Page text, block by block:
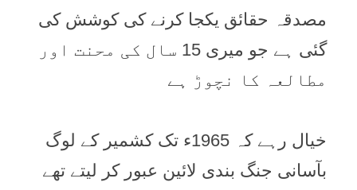
مصدقہ حقائق يکجا کرنے کی کوشش کی
گئی ہے جو ميری 15 سال کی محنت اور
مطالعہ کا نچوڑ ہے
خیال رہے کہ 1965ء تک کشمیر کے لوگ
بآسانی جنگ بندی لائین عبور کر لیتے تھے